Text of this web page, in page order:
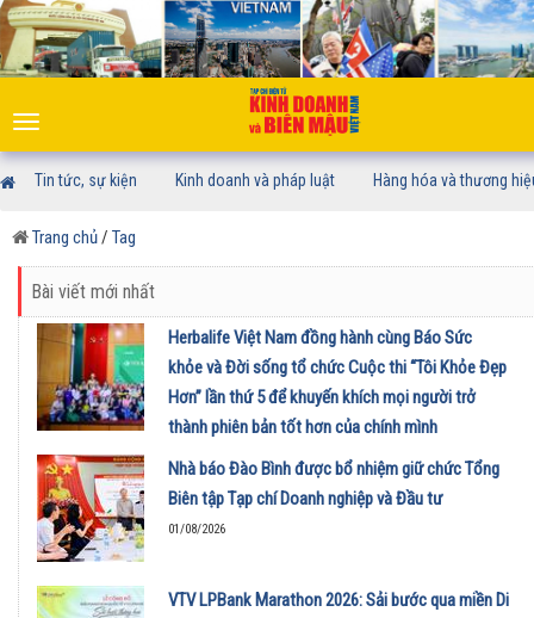
Toggle
navigation
Tin tức, sự kiện Kinh doanh và pháp luật Hàng hóa và thương
Trang chủ/ Tag
Bài viết mới nhất
Herbalife Việt Nam đồng hành cùng Báo Sức
khỏe và Đời sống tổ chức Cuộc thi “Tôi Khỏe Đẹp
Hơn” lần thứ 5 để khuyến khích mọi người trở
thành phiên bản tốt hơn của chính mình
01/08/2026
Nhà báo Đào Bình được bổ nhiệm giữ chức Tổng
Biên tập Tạp chí Doanh nghiệp và Đầu tư
01/08/2026
VTV LPBank Marathon 2026: Sải bước qua miền Di